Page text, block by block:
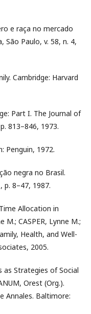
e raça no mercado
São Paulo, v. 58, n. 4,
Cambridge: Harvard
Part I. The Journal of
813–846, 1973.
Penguin, 1972.
negra no Brasil.
p. 8–47, 1987.
Allocation in
M.; CASPER, Lynne M.;
Health, and Well-
2005.
as Strategies of Social
Orest (Org.).
Annales. Baltimore: